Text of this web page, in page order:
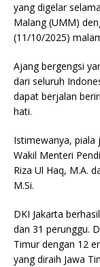
yang digelar
Malang (UMM)
(11/10/2025)
Ajang bergengsi
dari seluruh
dapat berjalan
hati.
Istimewanya, piala
Wakil Menteri
Riza Ul Haq, M.A.
M.Si.
DKI Jakarta
dan 31 perunggu.
Timur dengan 12
yang diraih Jawa